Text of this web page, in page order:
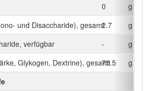
0
g
und Disaccharide), gesamt2.7
g
verfügbar
-
g
Glykogen, Dextrine), gesamt
75.5
g